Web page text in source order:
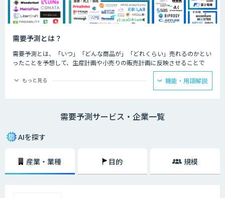
需要予測とは？
需要予測とは、「いつ」「どんな商品が」「どれくらい」売れるのかとい
ったことを予想して、生産計画や小売りの販売計画に反映させることで
長年、製造業の生産管理や小売業の発注業務に携わってきた人であれば、
過去の経験が覆されることもあります。また、昨今は消費者ニーズが多様
なっています。もともとマージンが薄いため、過剰在庫を抱えると即利益
率に響いてしまうのです。特に食品・飲料分野は、消費期限が短い上にイ
ランでも難しいこの需要予測を、AIによる機械学習を活用して行うという
もっと見る 機能・用語解説
需要予測サービス・企業一覧
AIを探す
産業・業種 目的 規模